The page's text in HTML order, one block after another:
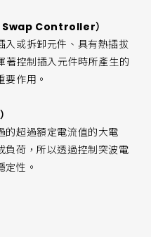
Swap Controller）
入或拆卸元件、具有熱插拔
著控制插入元件時所產生的
作用。
的超過額定電流值的大電
負荷，所以透過控制突波電
性。